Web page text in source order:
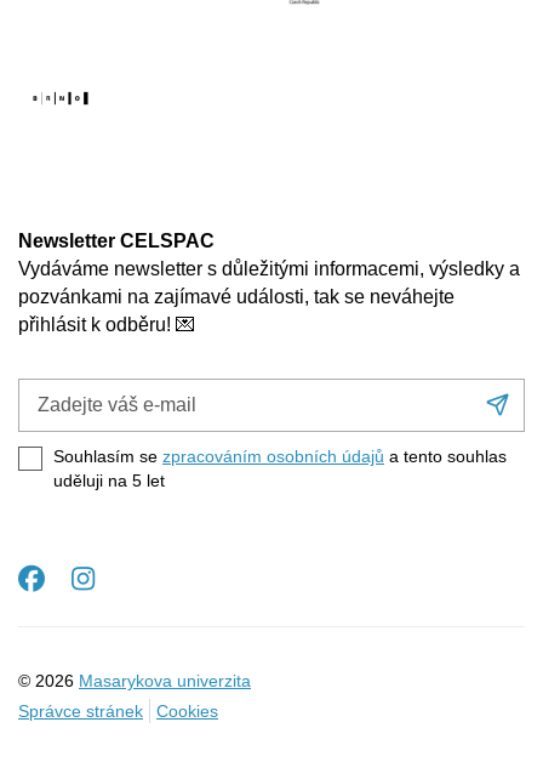
Newsletter CELSPAC
Vydáváme newsletter s důležitými informacemi, výsledky a
pozvánkami na zajímavé události, tak se neváhejte
přihlásit k odběru! 💌
e-
mail
Souhlasím se zpracováním osobních údajů a tento souhlas
uděluji na 5 let
© 2026 Masarykova univerzita
Správce stránek
Cookies
Facebook
Instagram